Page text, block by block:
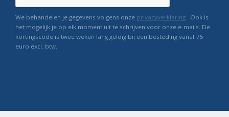
We behandelen je gegevens volgens onze privacyverklaring . Ook is
het mogelijk je op elk moment uit te schrijven voor onze e-mails. De
kortingscode is twee weken lang geldig bij een besteding vanaf 75
euro excl. btw.